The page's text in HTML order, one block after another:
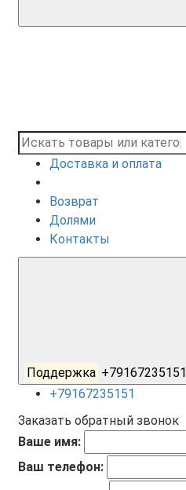
Доставка и оплата
Возврат
Долями
Контакты
Поддержка +79167235151
+79167235151
Заказать обратный звонок
Ваше имя:
Ваш телефон: